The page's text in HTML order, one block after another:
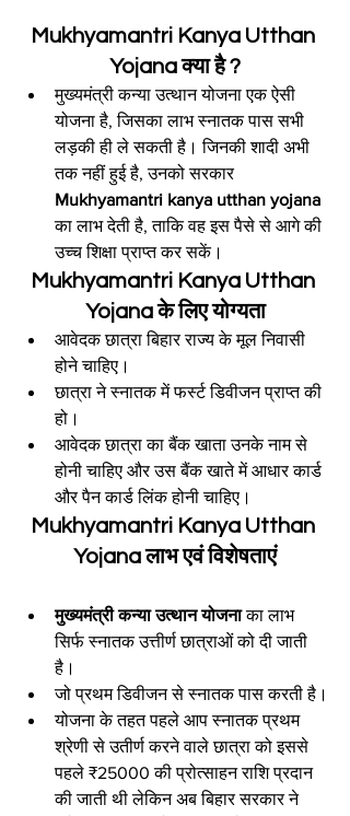
Mukhyamantri Kanya Utthan
Yojana क्या है ?
मुख्यमंत्री कन्या उत्थान योजना एक ऐसी
योजना है, जिसका लाभ स्नातक पास सभी
लड़की ही ले सकती है। जिनकी शादी अभी
तक नहीं हुई है, उनको सरकार
Mukhyamantri kanya utthan yojana
का लाभ देती है, ताकि वह इस पैसे से आगे की
उच्च शिक्षा प्राप्त कर सकें।
Mukhyamantri Kanya Utthan
Yojana के लिए योग्यता
आवेदक छात्रा बिहार राज्य के मूल निवासी
होने चाहिए।
छात्रा ने स्नातक में फर्स्ट डिवीजन प्राप्त की
हो।
आवेदक छात्रा का बैंक खाता उनके नाम से
होनी चाहिए और उस बैंक खाते में आधार कार्ड
और पैन कार्ड लिंक होनी चाहिए।
Mukhyamantri Kanya Utthan
Yojana लाभ एवं विशेषताएं
मुख्यमंत्री कन्या उत्थान योजना का लाभ
सिर्फ स्नातक उत्तीर्ण छात्राओं को दी जाती
है।
जो प्रथम डिवीजन से स्नातक पास करती है।
योजना के तहत पहले आप स्नातक प्रथम
श्रेणी से उतीर्ण करने वाले छात्रा को इससे
पहले ₹25000 की प्रोत्साहन राशि प्रदान
की जाती थी लेकिन अब बिहार सरकार ने